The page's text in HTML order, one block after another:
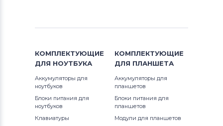
КОМПЛЕКТУЮЩИЕ
ДЛЯ НОУТБУКА
Аккумуляторы для
ноутбуков
Блоки питания для
ноутбуков
Клавиатуры
КОМПЛЕКТУЮЩИЕ
ДЛЯ ПЛАНШЕТА
Аккумуляторы для
планшетов
Блоки питания для
планшетов
Модули для планшетов